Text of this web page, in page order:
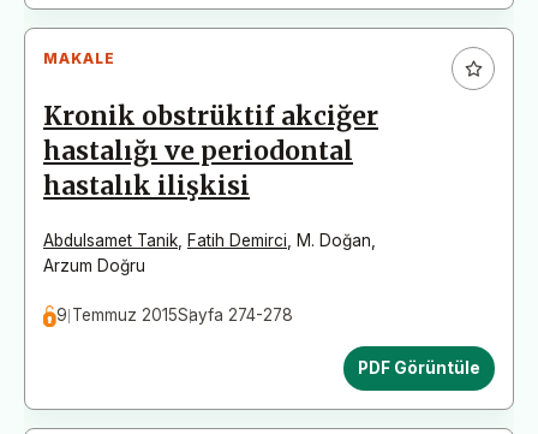
MAKALE
Kronik obstrüktif akciğer
hastalığı ve periodontal
hastalık ilişkisi
Abdulsamet Tanik Fatih Demirci M. Doğan
Arzum Doğru
9 Temmuz 2015Sayfa 274-278
PDF Görüntüle